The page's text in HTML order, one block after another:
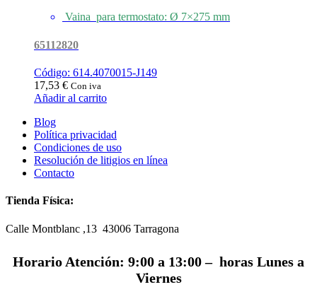
Vaina para termostato: Ø 7×275 mm
65112820
Código: 614.4070015-J149
17,53 € Con iva
Añadir al carrito
Blog
Política privacidad
Condiciones de uso
Resolución de litigios en línea
Contacto
Tienda Física:
Calle Montblanc ,13 43006 Tarragona
Horario Atención: 9:00 a 13:00 – horas Lunes a
Viernes